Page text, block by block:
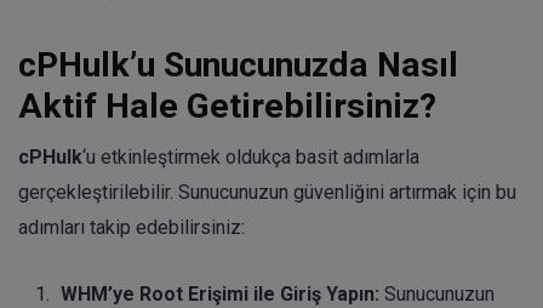
cPHulk’u Sunucunuzda Nasıl
Aktif Hale Getirebilirsiniz?
cPHulk‘u etkinleştirmek oldukça basit adımlarla
gerçekleştirilebilir. Sunucunuzun güvenliğini artırmak için bu
adımları takip edebilirsiniz:
WHM’ye Root Erişimi ile Giriş Yapın: Sunucunuzun